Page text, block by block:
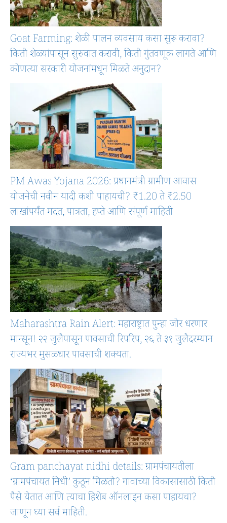
Goat Farming: शेळी पालन व्यवसाय कसा सुरू करावा?
किती शेळ्यांपासून सुरुवात करावी, किती गुंतवणूक लागते आणि
कोणत्या सरकारी योजनांमधून मिळते अनुदान?
PM Awas Yojana 2026: प्रधानमंत्री ग्रामीण आवास
योजनेची नवीन यादी कशी पाहायची? ₹1.20 ते ₹2.50
लाखांपर्यंत मदत, पात्रता, हप्ते आणि संपूर्ण माहिती
Maharashtra Rain Alert: महाराष्ट्रात पुन्हा जोर धरणार
मान्सून! २२ जुलैपासून पावसाची रिपरिप, २६ ते ३१ जुलैदरम्यान
राज्यभर मुसळधार पावसाची शक्यता.
Gram panchayat nidhi details: ग्रामपंचायतीला
‘ग्रामपंचायत निधी’ कुठून मिळतो? गावाच्या विकासासाठी किती
पैसे येतात आणि त्याचा हिशेब ऑनलाइन कसा पाहायचा?
जाणून घ्या सर्व माहिती.